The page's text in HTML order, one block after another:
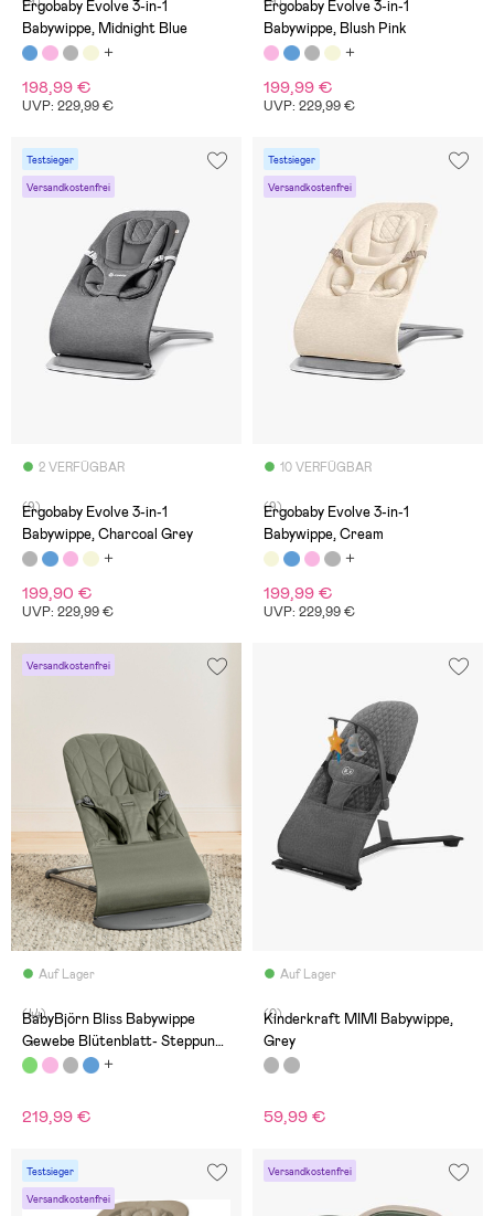
Ergobaby Evolve 3-in-1
Babywippe, Midnight Blue
198,99 €
UVP: 229,99 €
Ergobaby Evolve 3-in-1
Babywippe, Blush Pink
199,99 €
UVP: 229,99 €
Testsieger
Versandkostenfrei
2 VERFÜGBAR
(9)
Ergobaby Evolve 3-in-1
Babywippe, Charcoal Grey
199,90 €
UVP: 229,99 €
Testsieger
Versandkostenfrei
10 VERFÜGBAR
(9)
Ergobaby Evolve 3-in-1
Babywippe, Cream
199,99 €
UVP: 229,99 €
Versandkostenfrei
Auf Lager
(44)
BabyBjörn Bliss Babywippe
Gewebe Blütenblatt- Steppung,
Dunkelgrün
219,99 €
Auf Lager
(0)
Kinderkraft MIMI Babywippe,
Grey
59,99 €
Testsieger
Versandkostenfrei
Versandkostenfrei